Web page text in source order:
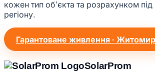
кожен тип обʼєкта та розрахунком під
регіону.
Гарантоване живлення ·
SolarProm